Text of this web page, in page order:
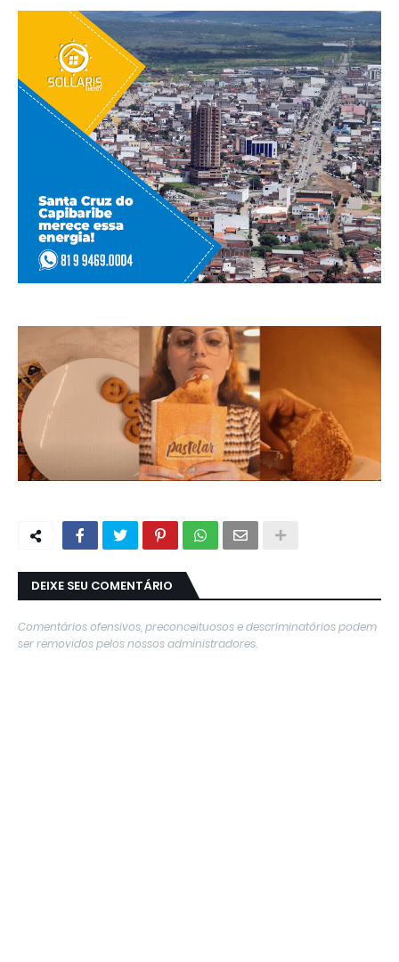
DEIXE SEU COMENTÁRIO
Comentários ofensivos, preconceituosos e descriminatórios podem
ser removidos pelos nossos administradores.